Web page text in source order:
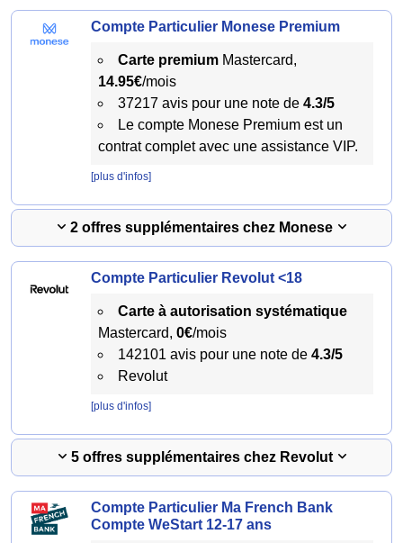
Compte Particulier Monese Premium
Carte premiumMastercard,
14.95€/mois
37217 avis pour une note de 4.3/5
Le compte Monese Premium est un
contrat complet avec une assistance VIP.
[plus d'infos]
2 offres supplémentaires chez Monese
Compte Particulier Revolut <18
Carte à autorisation systématique
Mastercard, 0€/mois
142101 avis pour une note de 4.3/5
Revolut
[plus d'infos]
5 offres supplémentaires chez Revolut
Compte Particulier Ma French Bank
Compte WeStart 12-17 ans